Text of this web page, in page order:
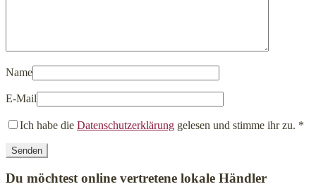
Name
E-Mail
Ich habe die Datenschutzerklärung gelesen und stimme ihr zu. *
Du möchtest online vertretene lokale Händler